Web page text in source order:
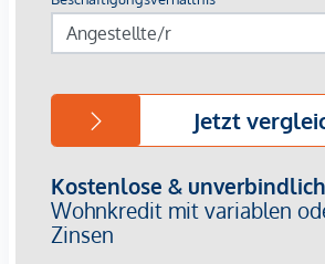
*Der Vertrag kommt nicht mit der
Immobilienunternehmen angeboten.
Vertragsabschluss resultierende Rechte
gegenüber dem anbietenden
geltend zu machen. Wir weisen Sie
gemachten Angaben und
unverbindliche Vorabinformationen sind